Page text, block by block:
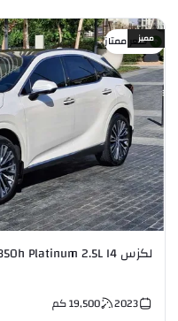
سعر ممتازمميز
لكزس RX350h Platinum 2.5L I4
2023
19,500كم